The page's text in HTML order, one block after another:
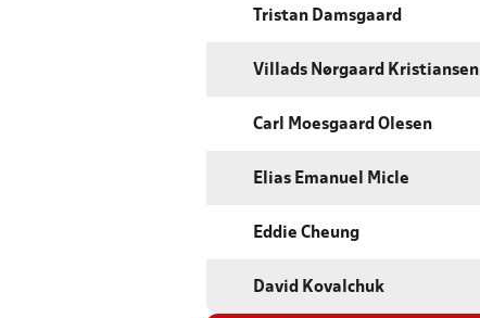
Tristan Damsgaard
Villads Nørgaard Kristiansen
Carl Moesgaard Olesen
Elias Emanuel Micle
Eddie Cheung
David Kovalchuk